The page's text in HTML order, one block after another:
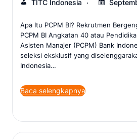
TITC Indonesia
Apa Itu PCPM BI? Rekrutmen
PCPM BI Angkatan 40 atau
Asisten Manajer (PCPM) Bank
seleksi eksklusif yang
Indonesia…
Baca selengkapnya